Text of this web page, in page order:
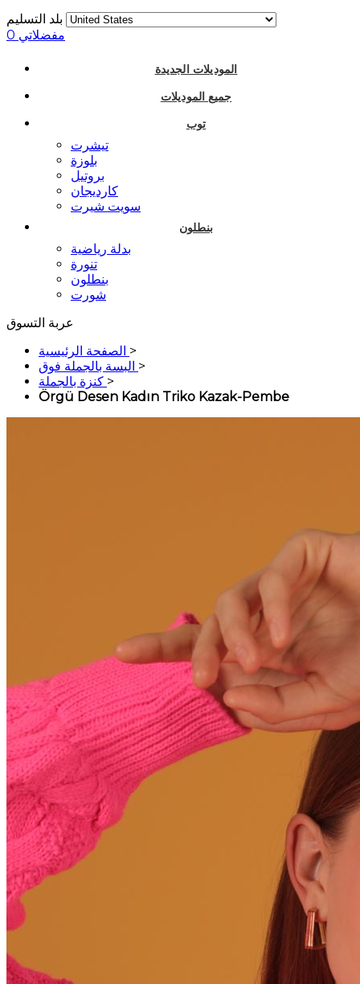
بلد التسليم
مفضلاتي 0
الموديلات الجديدة
جميع الموديلات
توب
تيشرت
بلوزة
بروتيل
كارديجان
سويت شيرت
بنطلون
بدلة رياضية
تنورة
بنطلون
شورت
عربة التسوق
الصفحة الرئيسية >
البسة بالجملة فوق >
كنزة بالجملة >
Örgü Desen Kadın Triko Kazak-Pembe